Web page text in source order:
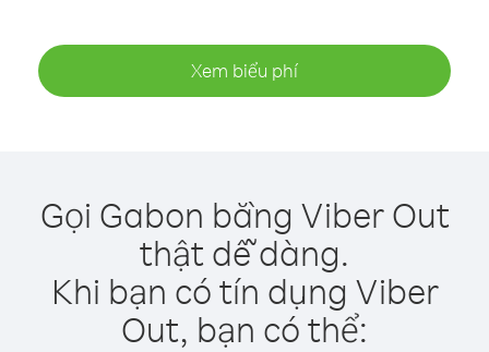
Xem biểu phí
Gọi Gabon bằng Viber Out
thật dễ dàng.
Khi bạn có tín dụng Viber
Out, bạn có thể: